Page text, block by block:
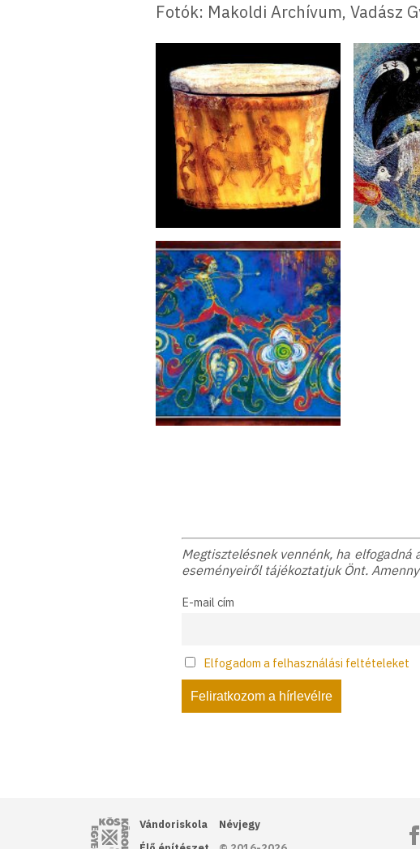
Fotók: Makoldi Archívum, Vadász
Megtisztelésnek vennénk, ha
eseményeiről tájékoztatjuk Önt.
E-mail cím
Elfogadom a felhasználási feltételeket
Kós Károly Egyesülés
Vándoriskola
Névjegy